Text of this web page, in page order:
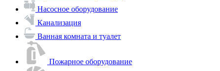
Насосное оборудование
Канализация
Ванная комната и туалет
Пожарное оборудование